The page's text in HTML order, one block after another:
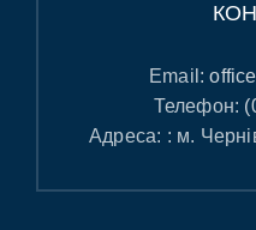
Email:
Телефон:
Адреса: : м.